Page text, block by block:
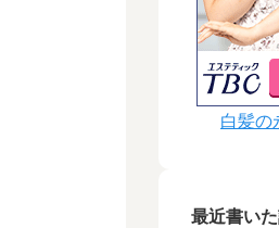
白髪の
最近書い